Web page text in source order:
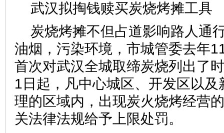
武汉拟掏钱赎买炭烧烤摊工
炭烧烤摊不但占道影响路人通
油烟，污染环境，市城管委去年
首次对武汉全城取缔炭烧列出了
1日起，凡中心城区、开发区以
理的区域内，出现炭火烧烤经营
关法律法规给予上限处罚。